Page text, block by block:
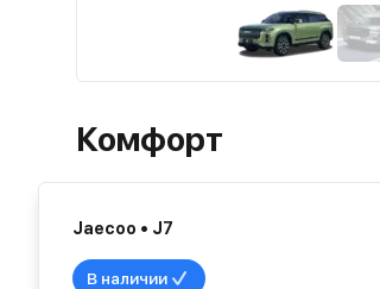
Комфорт
Jaecoo • J7
В наличии